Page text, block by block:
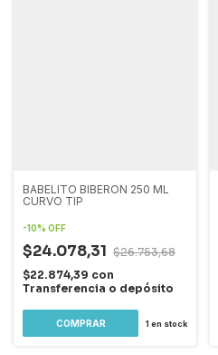
BABELITO BIBERON 250 ML
CURVO TIP
-10% OFF
$24.078,31 $26.753,68
$22.874,39 con
Transferencia o depósito
1 en stock